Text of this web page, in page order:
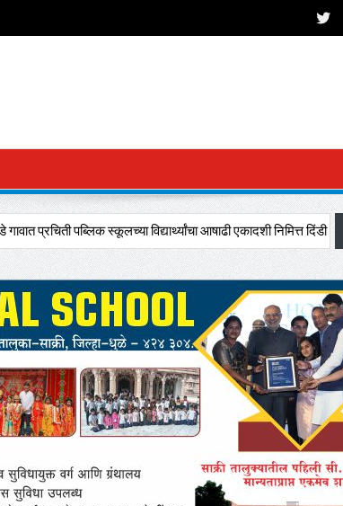
स्कूलच्या विद्यार्थ्यांचा आषाढी एकादशी निमित्त दिंडी सोहळ्यात विठूचा